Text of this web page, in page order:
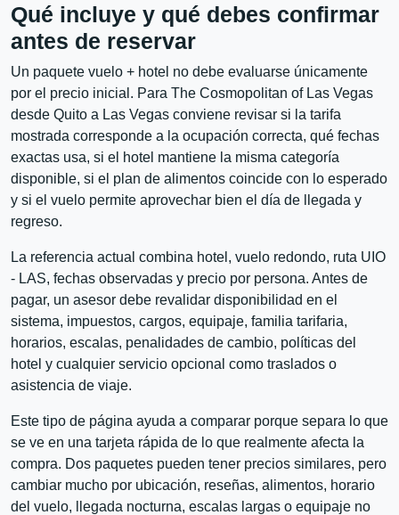
Qué incluye y qué debes confirmar
antes de reservar
Un paquete vuelo + hotel no debe evaluarse únicamente
por el precio inicial. Para The Cosmopolitan of Las Vegas
desde Quito a Las Vegas conviene revisar si la tarifa
mostrada corresponde a la ocupación correcta, qué fechas
exactas usa, si el hotel mantiene la misma categoría
disponible, si el plan de alimentos coincide con lo esperado
y si el vuelo permite aprovechar bien el día de llegada y
regreso.
La referencia actual combina hotel, vuelo redondo, ruta UIO
- LAS, fechas observadas y precio por persona. Antes de
pagar, un asesor debe revalidar disponibilidad en el
sistema, impuestos, cargos, equipaje, familia tarifaria,
horarios, escalas, penalidades de cambio, políticas del
hotel y cualquier servicio opcional como traslados o
asistencia de viaje.
Este tipo de página ayuda a comparar porque separa lo que
se ve en una tarjeta rápida de lo que realmente afecta la
compra. Dos paquetes pueden tener precios similares, pero
cambiar mucho por ubicación, reseñas, alimentos, horario
del vuelo, llegada nocturna, escalas largas o equipaje no